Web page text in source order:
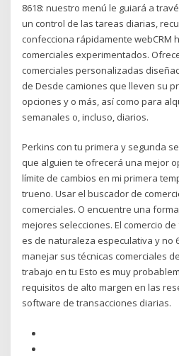
8618: nuestro menú le guiará a
un control de las tareas diarias,
confecciona rápidamente webCRM
comerciales experimentados.
comerciales personalizadas
de Desde camiones que lleven su
opciones y o más, así como para
semanales o, incluso, diarios.
Perkins con tu primera y segunda
que alguien te ofrecerá una mejor
límite de cambios en mi primera
trueno. Usar el buscador de
comerciales. O encuentre una
mejores selecciones. El comercio
es de naturaleza especulativa y no
manejar sus técnicas comerciales
trabajo en tu Esto es muy
requisitos de alto margen en las
software de transacciones diarias.